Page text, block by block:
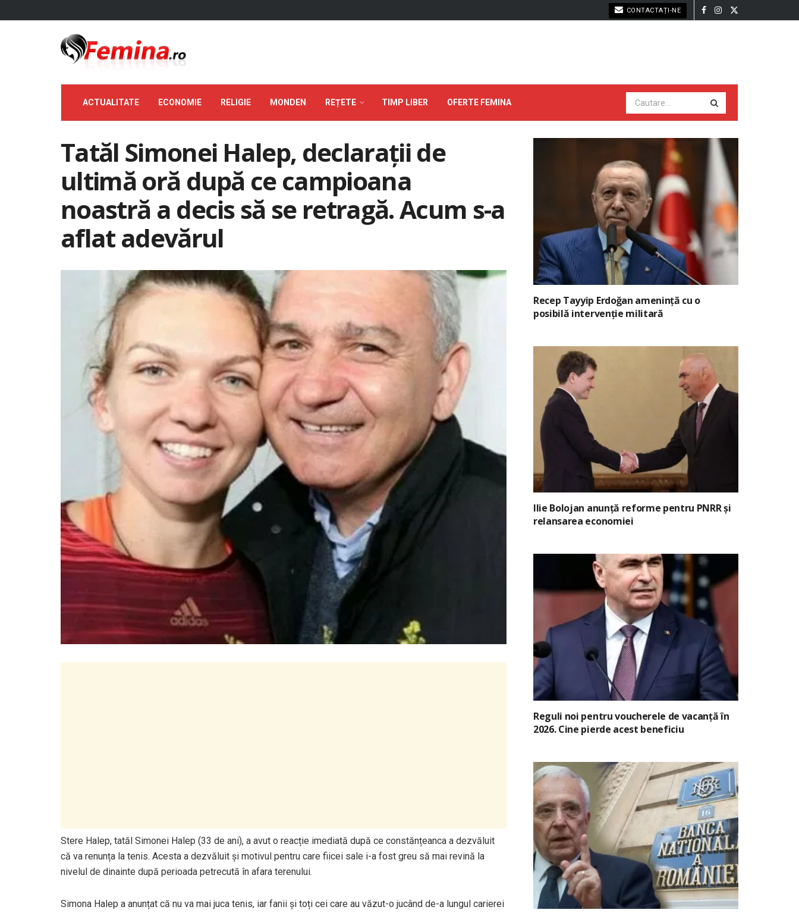
CONTACTAȚI-NE
ACTUALITATE ECONOMIE RELIGIE MONDEN REȚETE TIMP LIBER OFERTE FEMINA
Tatăl Simonei Halep, declarații de
ultimă oră după ce campioana
noastră a decis să se retragă. Acum s-a
aflat adevărul
Stere Halep, tatăl Simonei Halep (33 de ani), a avut o reacție imediată după ce constănțeanca a dezvăluit
că va renunța la tenis. Acesta a dezvăluit și motivul pentru care fiicei sale i-a fost greu să mai revină la
nivelul de dinainte după perioada petrecută în afara terenului.
Simona Halep a anunțat că nu va mai juca tenis, iar fanii și toți cei care au văzut-o jucând de-a lungul carierei
Recep Tayyip Erdoğan amenință cu o
posibilă intervenție militară
Ilie Bolojan anunță reforme pentru PNRR și
relansarea economiei
Reguli noi pentru voucherele de vacanță în
2026. Cine pierde acest beneficiu